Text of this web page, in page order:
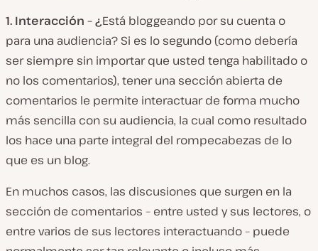
1. Interacción – ¿Está bloggeando por su cuenta o
para una audiencia? Si es lo segundo (como debería
ser siempre sin importar que usted tenga habilitado o
no los comentarios), tener una sección abierta de
comentarios le permite interactuar de forma mucho
más sencilla con su audiencia, la cual como resultado
los hace una parte integral del rompecabezas de lo
que es un blog.
En muchos casos, las discusiones que surgen en la
sección de comentarios – entre usted y sus lectores, o
entre varios de sus lectores interactuando – puede